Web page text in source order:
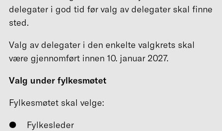
delegater i god tid før valg av delegater skal finne
sted.
Valg av delegater i den enkelte valgkrets skal
være gjennomført innen 10. januar 2027.
Valg under fylkesmøtet
Fylkesmøtet skal velge:
Fylkesleder